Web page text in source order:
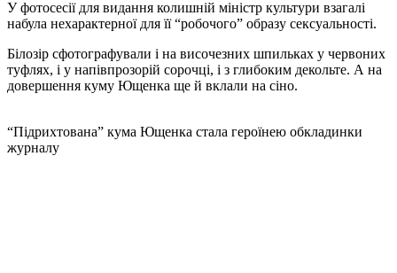
У фотосесії для видання колишній міністр культури взагалі
набула нехарактерної для її “робочого” образу сексуальності.
Білозір сфотографували і на височезних шпильках у червоних
туфлях, і у напівпрозорій сорочці, і з глибоким декольте. А на
довершення куму Ющенка ще й вклали на сіно.
“Підрихтована” кума Ющенка стала героїнею обкладинки
журналу